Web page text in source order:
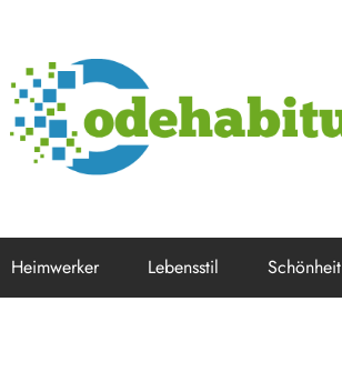
Heimwerker Lebensstil Schönheit